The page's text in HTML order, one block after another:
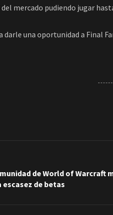
del mercado pudiendo jugar
darle una oportunidad a Final
de World of Warcraft
escasez de betas